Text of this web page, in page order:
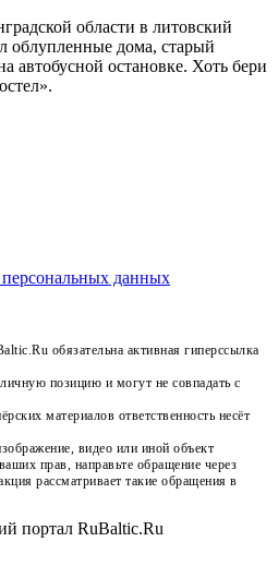
области в литовский
облупленные дома, старый
автобусной остановке. Хоть бери
данных
обязательна активная гиперссылка
позицию и могут не совпадать с
материалов ответственность несёт
видео или иной объект
прав, направьте обращение через
рассматривает такие обращения в
портал RuBaltic.Ru